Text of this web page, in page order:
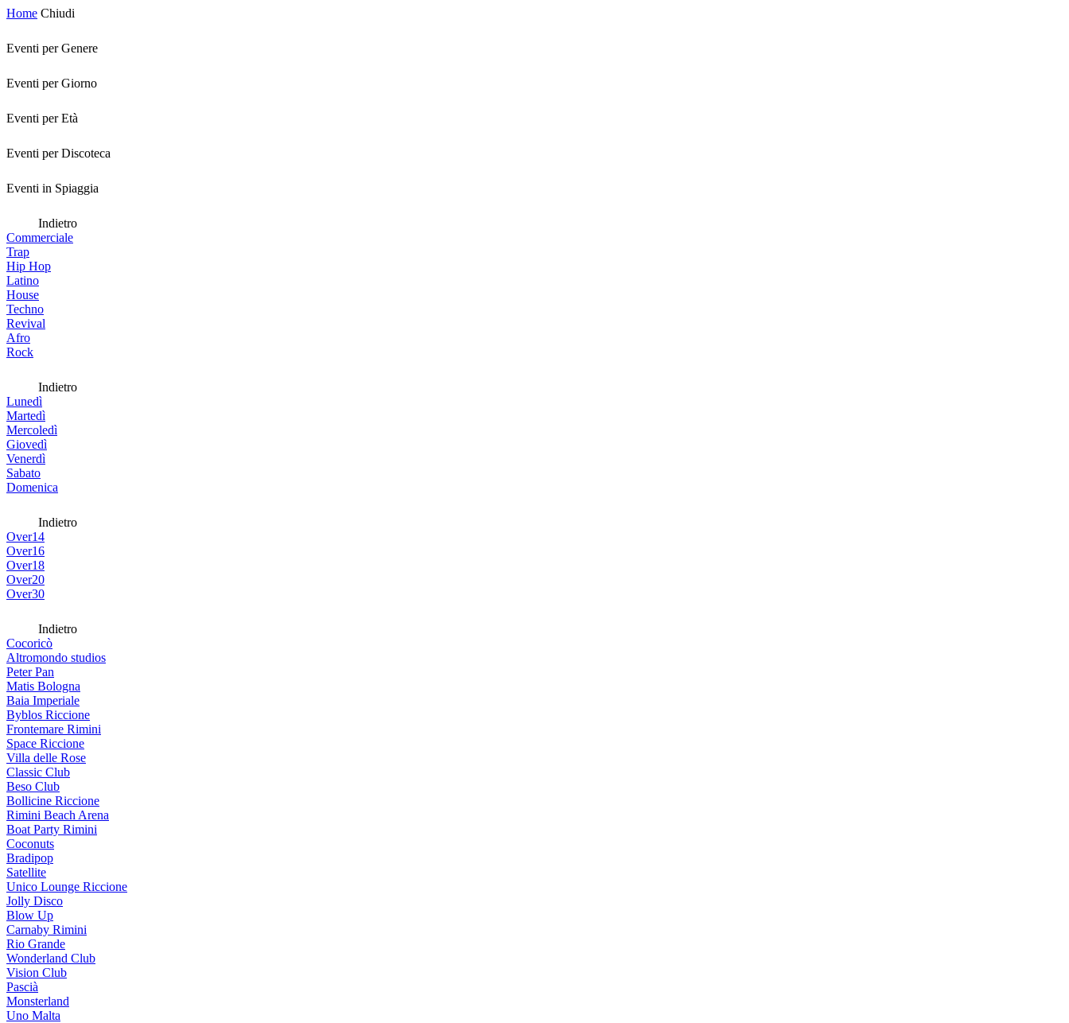
Home Chiudi
Eventi per Genere
Eventi per Giorno
Eventi per Età
Eventi per Discoteca
Eventi in Spiaggia
Indietro
Commerciale
Trap
Hip Hop
Latino
House
Techno
Revival
Afro
Rock
Indietro
Lunedì
Martedì
Mercoledì
Giovedì
Venerdì
Sabato
Domenica
Indietro
Over14
Over16
Over18
Over20
Over30
Indietro
Cocoricò
Altromondo studios
Peter Pan
Matis Bologna
Baia Imperiale
Byblos Riccione
Frontemare Rimini
Space Riccione
Villa delle Rose
Classic Club
Beso Club
Bollicine Riccione
Rimini Beach Arena
Boat Party Rimini
Coconuts
Bradipop
Satellite
Unico Lounge Riccione
Jolly Disco
Blow Up
Carnaby Rimini
Rio Grande
Wonderland Club
Vision Club
Pascià
Monsterland
Uno Malta